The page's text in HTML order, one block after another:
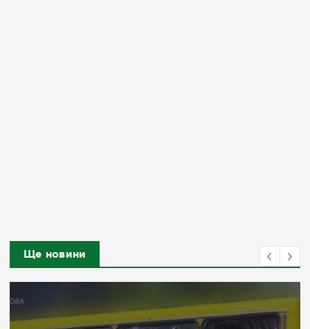
Ще новини